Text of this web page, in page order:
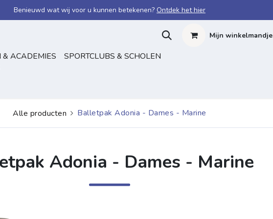
Benieuwd wat wij voor u kunnen betekenen? Ontdek het hier
Mijn winkelmandje
& ACADEMIES
SPORTCLUBS & SCHOLEN
Alle producten Balletpak Adonia - Dames - Marine
Adonia - Dames - Marine